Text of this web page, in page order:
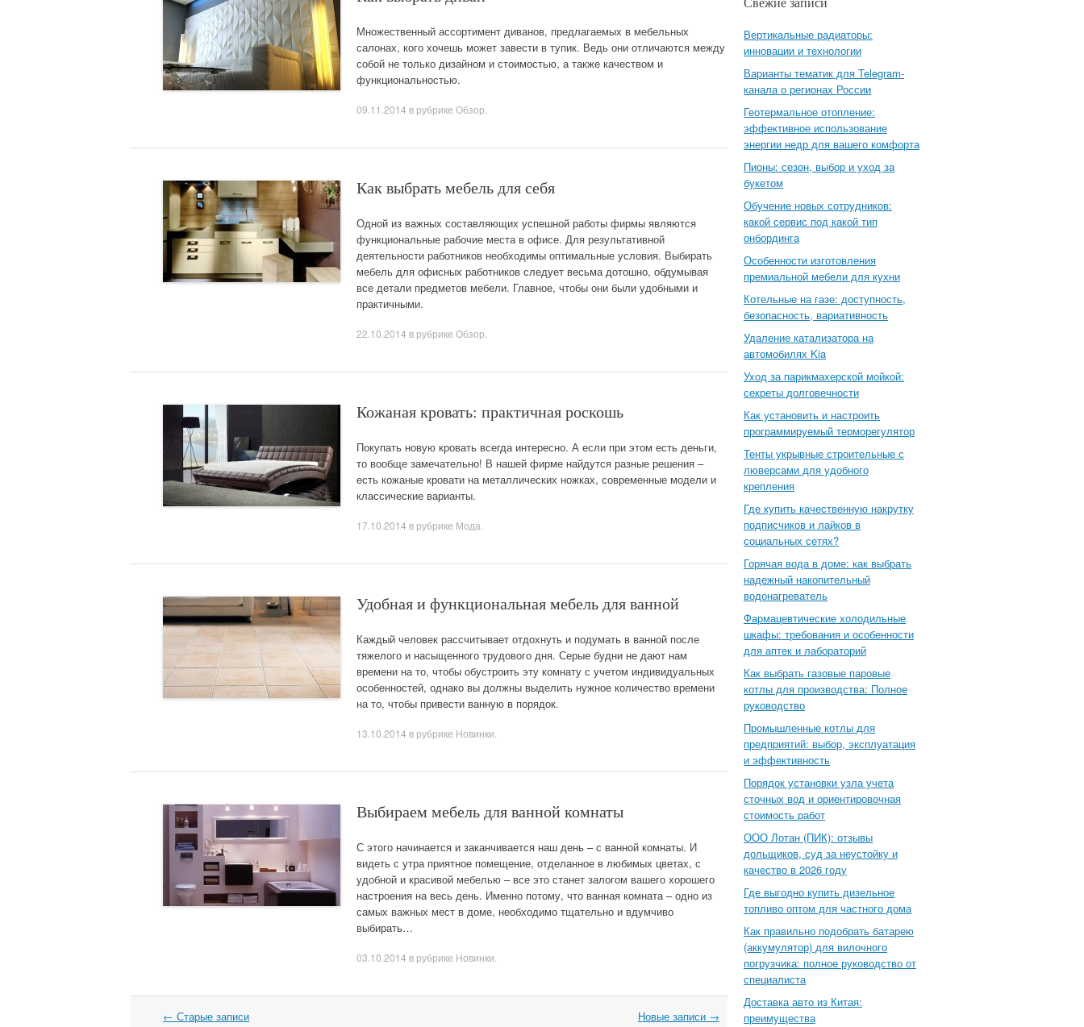
Множественный ассортимент диванов, предлагаемых в мебельных
салонах, кого хочешь может завести в тупик. Ведь они отличаются между
собой не только дизайном и стоимостью, а также качеством и
функциональностью.
09.11.2014 в рубрике Обзор
Как выбрать мебель для себя
Одной из важных составляющих успешной работы фирмы являются
функциональные рабочие места в офисе. Для результативной
деятельности работников необходимы оптимальные условия. Выбирать
мебель для офисных работников следует весьма дотошно, обдумывая
все детали предметов мебели. Главное, чтобы они были удобными и
практичными.
22.10.2014 в рубрике Обзор
Кожаная кровать: практичная роскошь
Покупать новую кровать всегда интересно. А если при этом есть деньги,
то вообще замечательно! В нашей фирме найдутся разные решения –
есть кожаные кровати на металлических ножках, современные модели и
классические варианты.
17.10.2014 в рубрике Мода
Удобная и функциональная мебель для ванной
Каждый человек рассчитывает отдохнуть и подумать в ванной после
тяжелого и насыщенного трудового дня. Серые будни не дают нам
времени на то, чтобы обустроить эту комнату с учетом индивидуальных
особенностей, однако вы должны выделить нужное количество времени
на то, чтобы привести ванную в порядок.
13.10.2014 в рубрике Новинки
Выбираем мебель для ванной комнаты
С этого начинается и заканчивается наш день – с ванной комнаты. И
видеть с утра приятное помещение, отделанное в любимых цветах, с
удобной и красивой мебелью – все это станет залогом вашего хорошего
настроения на весь день. Именно потому, что ванная комната – одно из
самых важных мест в доме, необходимо тщательно и вдумчиво
выбирать…
03.10.2014 в рубрике Новинки
Навигация
← Старые записи Новые записи →
Вертикальные радиаторы:
инновации и технологии
Варианты тематик для Telegram-
канала о регионах России
Геотермальное отопление:
эффективное использование
энергии недр для вашего комфорта
Пионы: сезон, выбор и уход за
букетом
Обучение новых сотрудников:
какой сервис под какой тип
онбординга
Особенности изготовления
премиальной мебели для кухни
Котельные на газе: доступность,
безопасность, вариативность
Удаление катализатора на
автомобилях Kia
Уход за парикмахерской мойкой:
секреты долговечности
Как установить и настроить
программируемый терморегулятор
Тенты укрывные строительные с
люверсами для удобного
крепления
Где купить качественную накрутку
подписчиков и лайков в
социальных сетях?
Горячая вода в доме: как выбрать
надежный накопительный
водонагреватель
Фармацевтические холодильные
шкафы: требования и особенности
для аптек и лабораторий
Как выбрать газовые паровые
котлы для производства: Полное
руководство
Промышленные котлы для
предприятий: выбор, эксплуатация
и эффективность
Порядок установки узла учета
сточных вод и ориентировочная
стоимость работ
ООО Лотан (ПИК): отзывы
дольщиков, суд за неустойку и
качество в 2026 году
Где выгодно купить дизельное
топливо оптом для частного дома
Как правильно подобрать батарею
(аккумулятор) для вилочного
погрузчика: полное руководство от
специалиста
Доставка авто из Китая:
преимущества